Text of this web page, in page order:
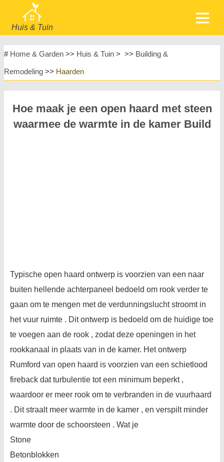
Huis & Tuin
Tuin & Gazon
Huisontwerp & Decoratie
Huisveiligheid
Landschapsinrichting & Buitenbouw
Planten, Bloemen & Kruiden
Huishobby's
# Home & Garden >> Huis & Tuin > >> Building &
Remodeling >> Haarden
Hoe maak je een open haard met steen
waarmee de warmte in de kamer Build
Typische open haard ontwerp is voorzien van een naar
buiten hellende achterpaneel bedoeld om rook verder te
gaan om te mengen met de verdunningslucht stroomt in
het vuur ruimte . Dit ontwerp is bedoeld om de huidige toe
te voegen aan de rook , zodat deze openingen in het
rookkanaal in plaats van in de kamer. Het ontwerp
Rumford van open haard is voorzien van een schietlood
fireback dat turbulentie tot een minimum beperkt ,
waardoor er meer rook om te verbranden in de vuurhaard
. Dit straalt meer warmte in de kamer , en verspilt minder
warmte door de schoorsteen . Wat je
Stone
Betonblokken